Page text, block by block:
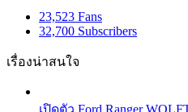
23,523 Fans
32,700 Subscribers
เรื่องน่าสนใจ
เปิดตัว Ford Ranger